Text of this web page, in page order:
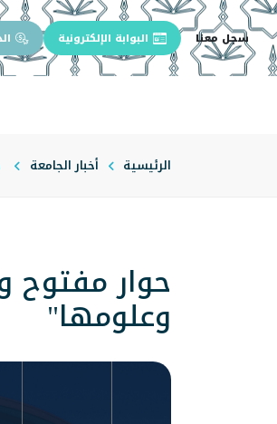
سجل معنا البوابة الإلكترونية
الرئيسية أخبار الجامعة
حوار مفتوح
وعلومها"